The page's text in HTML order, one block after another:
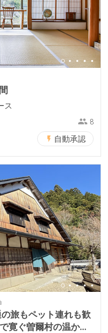
ス
8
自動承認
の旅もペット連れも歓
寛ぐ曽爾村の温かい